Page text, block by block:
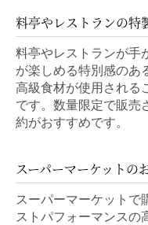
料亭やレストランの特
料亭やレストランが手
が楽しめる特別感のあ
高級食材が使用される
です。数量限定で販売
約がおすすめです。
スーパーマーケットの
スーパーマーケットで
ストパフォーマンスの